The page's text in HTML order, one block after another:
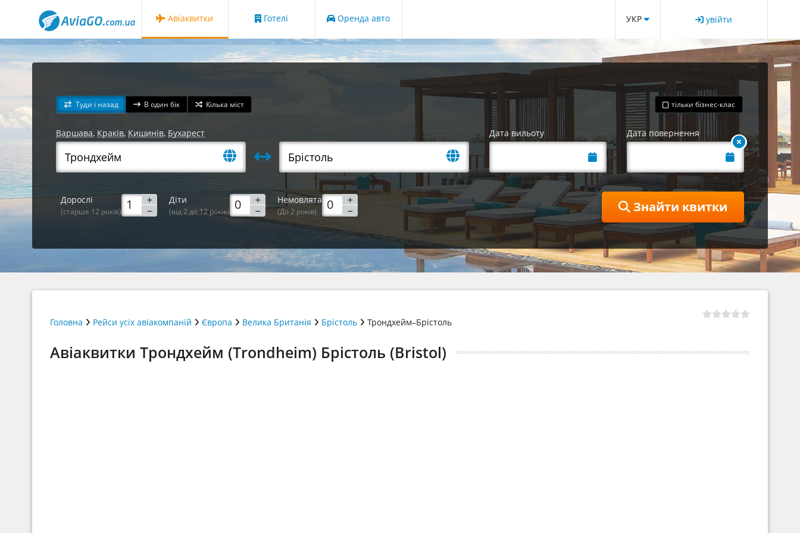
Авіаквитки Готелі Оренда авто УКР увійти
Туди і назад В один бік Кілька міст тільки бізнес-клас
Варшава, Краків, Кишинів, Бухарест Дата вильоту Дата повернення
Дорослі
(старше 12 років)
Діти
(від 2 до 12 років)
Немовлята
(До 2 років) Знайти квитки
Головна Рейси усіх авіакомпаній Європа Велика Британія Брістоль Трондхейм–Брістоль
Авіаквитки Трондхейм (Trondheim) Брістоль (Bristol)